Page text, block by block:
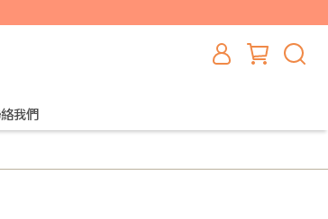
我們